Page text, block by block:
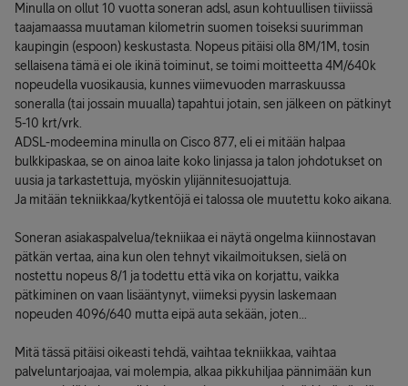
Minulla on ollut 10 vuotta soneran adsl, asun kohtuullisen tiiviissä
taajamaassa muutaman kilometrin suomen toiseksi suurimman
kaupingin (espoon) keskustasta. Nopeus pitäisi olla 8M/1M, tosin
sellaisena tämä ei ole ikinä toiminut, se toimi moitteetta 4M/640k
nopeudella vuosikausia, kunnes viimevuoden marraskuussa
soneralla (tai jossain muualla) tapahtui jotain, sen jälkeen on pätkinyt
5-10 krt/vrk.
ADSL-modeemina minulla on Cisco 877, eli ei mitään halpaa
bulkkipaskaa, se on ainoa laite koko linjassa ja talon johdotukset on
uusia ja tarkastettuja, myöskin ylijännitesuojattuja.
Ja mitään tekniikkaa/kytkentöjä ei talossa ole muutettu koko aikana.
Soneran asiakaspalvelua/tekniikaa ei näytä ongelma kiinnostavan
pätkän vertaa, aina kun olen tehnyt vikailmoituksen, sielä on
nostettu nopeus 8/1 ja todettu että vika on korjattu, vaikka
pätkiminen on vaan lisääntynyt, viimeksi pyysin laskemaan
nopeuden 4096/640 mutta eipä auta sekään, joten...
Mitä tässä pitäisi oikeasti tehdä, vaihtaa tekniikkaa, vaihtaa
palveluntarjoajaa, vai molempia, alkaa pikkuhiljaa pännimään kun